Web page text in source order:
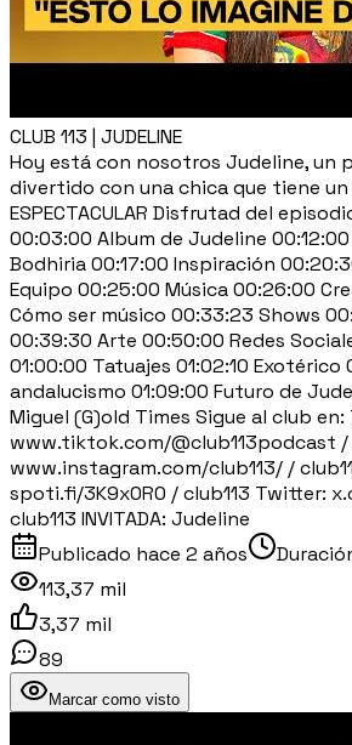
CLUB 113 | JUDELINE
Hoy está con nosotros Judeline, un
divertido con una chica que tiene
ESPECTACULAR Disfrutad del
00:03:00 Album de Judeline
Bodhiria 00:17:00 Inspiración
Equipo 00:25:00 Música 00:26:00
Cómo ser músico 00:33:23 Shows
00:39:30 Arte 00:50:00 Redes
01:00:00 Tatuajes 01:02:10 Exotérico
andalucismo 01:09:00 Futuro de
Miguel (G)old Times Sigue al club
www.tiktok.com/@club113podcast /
www.instagram.com/club113/ /
spoti.fi/3K9x0R0 / club113 Twitter:
club113 INVITADA: Judeline
Publicado hace 2 años
113,37 mil
3,37 mil
89
Marcar como visto